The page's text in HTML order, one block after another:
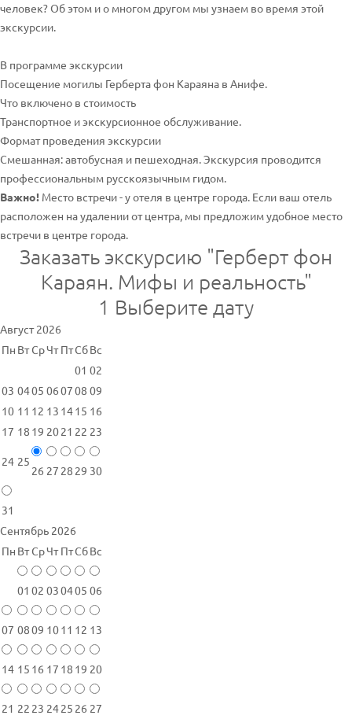
человек? Об этом и о многом другом мы узнаем во время этой
экскурсии.
В программе экскурсии
Посещение могилы Герберта фон Караяна в Анифе.
Что включено в стоимость
Транспортное и экскурсионное обслуживание.
Формат проведения экскурсии
Смешанная: автобусная и пешеходная. Экскурсия проводится
профессиональным русскоязычным гидом.
Важно! Место встречи - у отеля в центре города. Если ваш отель
расположен на удалении от центра, мы предложим удобное место
встречи в центре города.
Заказать экскурсию "Герберт фон
Караян. Мифы и реальность"
1 Выберите дату
Август 2026
Пн ВтСрЧт ПтСбВс
01 02
03 0405 060708 09
10 11 12 13 1415 16
17 18 19 2021 22 23
24 25
26 27 28 29 30
31
Сентябрь 2026
Пн ВтСрЧт ПтСбВс
01 02 030405 06
07 0809 1011 12 13
14 15 16 17 18 19 20
21 22 23 2425 26 27